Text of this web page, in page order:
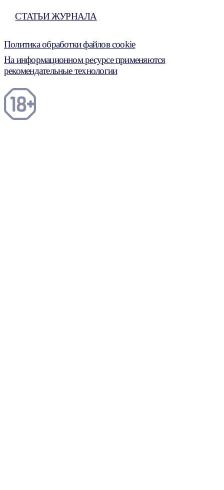
СТАТЬИ ЖУРНАЛА
Политика обработки файлов cookie
На информационном ресурсе применяются
рекомендательные технологии